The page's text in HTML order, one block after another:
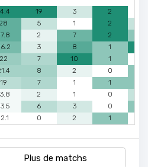
19 3 2
28 5 1 2
2 7 2
3 8 1
22 7 10 1
8 2 0
19 7 1 1
2 1 0
6 3 0
0 2 1
Plus de matchs